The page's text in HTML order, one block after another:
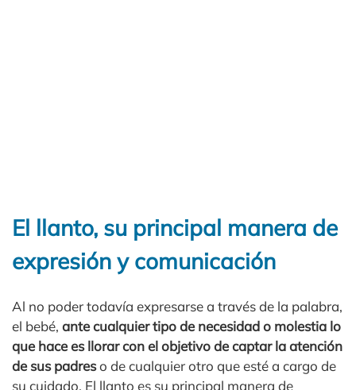
El llanto, su principal manera de
expresión y comunicación
Al no poder todavía expresarse a través de la palabra,
el bebé, ante cualquier tipo de necesidad o molestia lo
que hace es llorar con el objetivo de captar la atención
de sus padreso de cualquier otro que esté a cargo de
su cuidado. El llanto es su principal manera de